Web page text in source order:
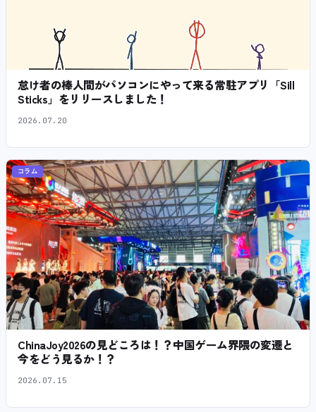
怠け者の棒人間がパソコンにやって来る常駐アプリ「Sill
Sticks」をリリースしました！
2026.07.20
コラム
ChinaJoy2026の見どころは！？中国ゲーム界隈の変遷と
今をどう見るか！？
2026.07.15